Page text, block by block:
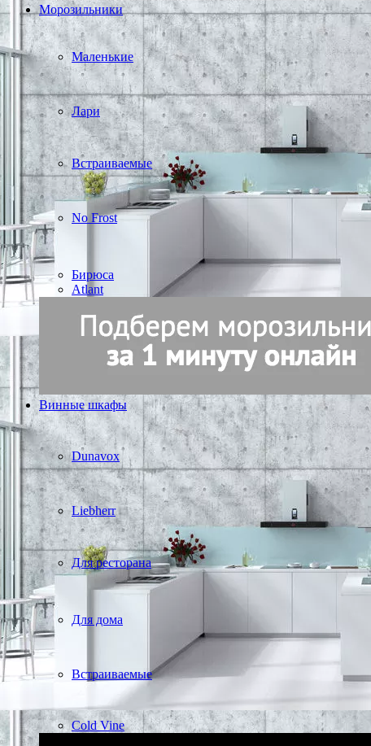
Морозильники
Маленькие
Лари
Встраиваемые
No Frost
Бирюса
Atlant
Винные шкафы
Dunavox
Liebherr
Для ресторана
Для дома
Встраиваемые
Cold Vine